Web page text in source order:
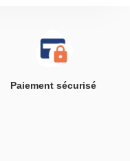
Paiement sécurisé